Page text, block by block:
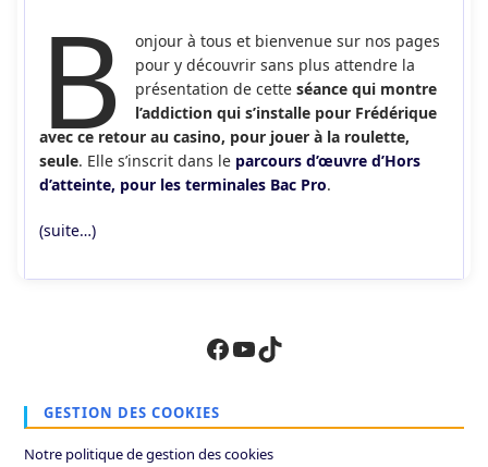
publication :
B
onjour à tous et bienvenue sur nos pages
pour y découvrir sans plus attendre la
présentation de cette séance qui montre
l’addiction qui s’installe pour Frédérique
avec ce retour au casino, pour jouer à la roulette,
seule. Elle s’inscrit dans le parcours d’œuvre d’Hors
d’atteinte, pour les terminales Bac Pro.
(suite…)
Facebook
YouTube
TikTok
GESTION DES COOKIES
Notre politique de gestion des cookies